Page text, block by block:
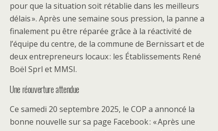
pour que la situation soit rétablie dans les meilleurs
délais ». Après une semaine sous pression, la panne a
finalement pu être réparée grâce à la réactivité de
l’équipe du centre, de la commune de Bernissart et de
deux entrepreneurs locaux : les Établissements René
Boël Sprl et MMSI.
Une réouverture attendue
Ce samedi 20 septembre 2025, le COP a annoncé la
bonne nouvelle sur sa page Facebook : « Après une